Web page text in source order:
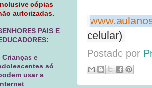
celular)
Postado por
cópias
autorizadas.
PAIS E
Crianças e
só
usar a